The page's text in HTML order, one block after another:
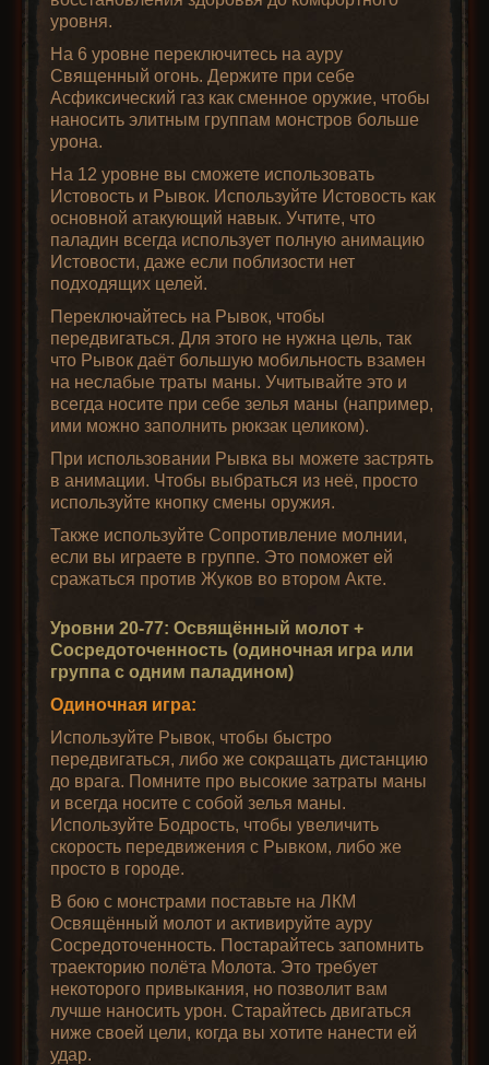
уровня.
На 6 уровне переключитесь на ауру
Священный огонь. Держите при себе
Асфиксический газ как сменное оружие, чтобы
наносить элитным группам монстров больше
урона.
На 12 уровне вы сможете использовать
Истовость и Рывок. Используйте Истовость как
основной атакующий навык. Учтите, что
паладин всегда использует полную анимацию
Истовости, даже если поблизости нет
подходящих целей.
Переключайтесь на Рывок, чтобы
передвигаться. Для этого не нужна цель, так
что Рывок даёт большую мобильность взамен
на неслабые траты маны. Учитывайте это и
всегда носите при себе зелья маны (например,
ими можно заполнить рюкзак целиком).
При использовании Рывка вы можете застрять
в анимации. Чтобы выбраться из неё, просто
используйте кнопку смены оружия.
Также используйте Сопротивление молнии,
если вы играете в группе. Это поможет ей
сражаться против Жуков во втором Акте.
Уровни 20-77: Освящённый молот +
Сосредоточенность (одиночная игра или
группа с одним паладином)
Одиночная игра:
Используйте Рывок, чтобы быстро
передвигаться, либо же сокращать дистанцию
до врага. Помните про высокие затраты маны
и всегда носите с собой зелья маны.
Используйте Бодрость, чтобы увеличить
скорость передвижения с Рывком, либо же
просто в городе.
В бою с монстрами поставьте на ЛКМ
Освящённый молот и активируйте ауру
Сосредоточенность. Постарайтесь запомнить
траекторию полёта Молота. Это требует
некоторого привыкания, но позволит вам
лучше наносить урон. Старайтесь двигаться
ниже своей цели, когда вы хотите нанести ей
удар.